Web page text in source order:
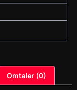
Omtaler (0)